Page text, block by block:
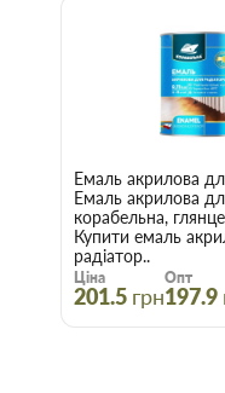
Емаль акрилова
Емаль акрилова
корабельна,
Купити емаль
радіатор..
Ціна
201.5 грн
Опт
197.9